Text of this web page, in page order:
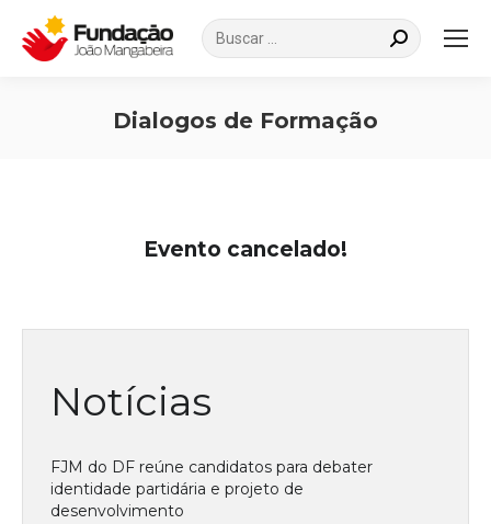
Search:
Dialogos de Formação
Evento cancelado!
Notícias
FJM do DF reúne candidatos para debater
identidade partidária e projeto de
desenvolvimento